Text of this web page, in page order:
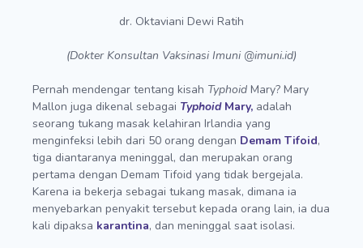
dr. Oktaviani Dewi Ratih
(Dokter Konsultan Vaksinasi Imuni @imuni.id)
Pernah mendengar tentang kisah Typhoid Mary? Mary
Mallon juga dikenal sebagai Typhoid Mary, adalah
seorang tukang masak kelahiran Irlandia yang
menginfeksi lebih dari 50 orang dengan Demam Tifoid,
tiga diantaranya meninggal, dan merupakan orang
pertama dengan Demam Tifoid yang tidak bergejala.
Karena ia bekerja sebagai tukang masak, dimana ia
menyebarkan penyakit tersebut kepada orang lain, ia dua
kali dipaksa karantina, dan meninggal saat isolasi.